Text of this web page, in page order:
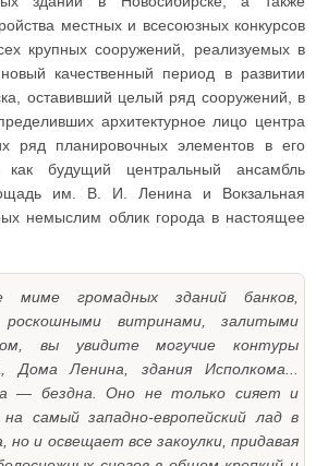
местных и всесоюзных конкурсов
крупных сооружений, реализуемых в
качественный период в развитии
оставивший целый ряд сооружений, в
архитектурное лицо центра
ряд планировочных элементов в его
будущий центральный ансамбль
им. В. И. Ленина и Вокзальная
немыслим облик города в настоящее
миме громадных зданий банков,
витринами, залитыми
вы увидите могучие контуры
Дома Ленина, здания Исполкома...
— бездна. Оно не только сияет и
на самый западно-европейский лад в
но и освещает все закоулки, придавая